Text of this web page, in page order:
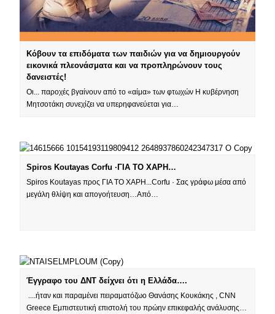
Κόβουν τα επιδόματα των παιδιών για να δημιουργούν
εικονικά πλεονάσματα και να προπληρώνουν τους
δανειστές!
Οι... παροχές βγαίνουν από το «αίμα» των φτωχών Η κυβέρνηση
Μητσοτάκη συνεχίζει να υπερηφανεύεται για…
Spiros Koutayas‎ Corfu ·ΓΙΑ ΤΟ ΧΑΡΗ…
Spiros Koutayas‎ προς ΓΙΑ ΤΟ ΧΑΡΗ...Corfu · Σας γράφω μέσα από
μεγάλη θλίψη και απογοήτευση…Από…
Έγγραφο του ΔΝΤ δείχνει ότι η Ελλάδα….
....ήταν και παραμένει πειραματόζωο Θανάσης Κουκάκης , CNN
Greece Εμπιστευτική επιστολή του πρώην επικεφαλής ανάλυσης…